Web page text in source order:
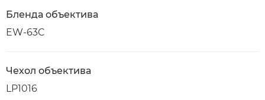
Бленда объектива
EW-63C
Чехол объектива
LP1016